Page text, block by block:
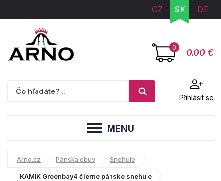
CZ SK DE
0 0.00 €
Přihlásit se
MENU
Arno.cz Pánska obuv Snehule
KAMIK Greenbay4 čierne pánske snehule